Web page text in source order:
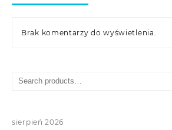
Brak komentarzy do wyświetlenia.
Search
sierpień 2026